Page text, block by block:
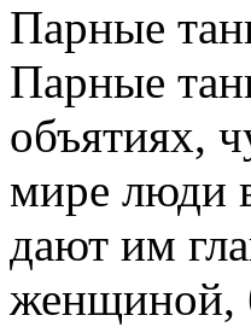
Парные
Парные
объятиях,
мире люди
дают им
женщиной,